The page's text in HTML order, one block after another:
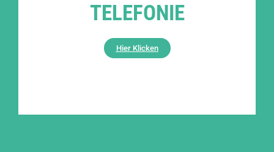
TELEFONIE
Hier Klicken